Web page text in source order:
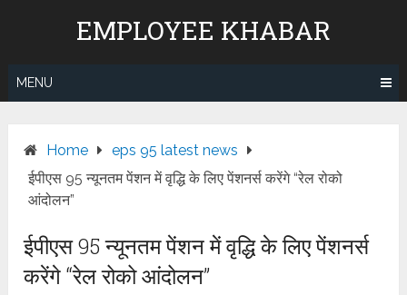
EMPLOYEE KHABAR
MENU
Home
eps 95 latest news
ईपीएस 95 न्यूनतम पेंशन में वृद्धि के लिए पेंशनर्स करेंगे “रेल रोको
आंदोलन”
ईपीएस 95 न्यूनतम पेंशन में वृद्धि के लिए पेंशनर्स
करेंगे “रेल रोको आंदोलन”